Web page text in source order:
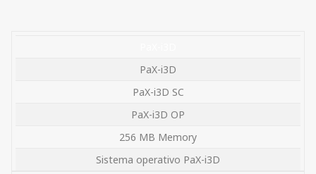
PaX-i3D
PaX-i3D SC
PaX-i3D OP
256 MB Memory
Sistema operativo PaX-i3D